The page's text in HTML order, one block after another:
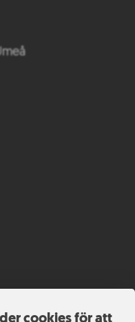
cookies för att